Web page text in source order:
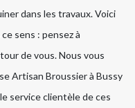
dans les travaux. Voici
sens : pensez à
de vous. Nous vous
Artisan Broussier à Bussy
service clientèle de ces